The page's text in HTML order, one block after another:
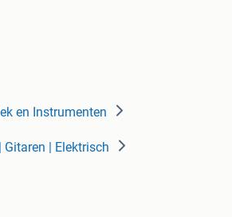
en Instrumenten
| Elektrisch